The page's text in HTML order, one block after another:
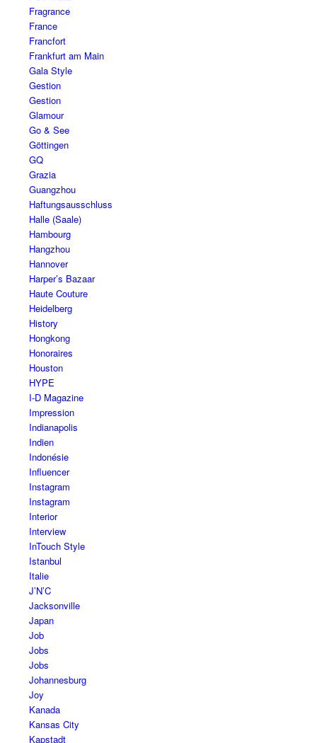
Fragrance
France
Francfort
Frankfurt am Main
Gala Style
Gestion
Gestion
Glamour
Go & See
Göttingen
GQ
Grazia
Guangzhou
Haftungsausschluss
Halle (Saale)
Hambourg
Hangzhou
Hannover
Harper’s Bazaar
Haute Couture
Heidelberg
History
Hongkong
Honoraires
Houston
HYPE
I-D Magazine
Impression
Indianapolis
Indien
Indonésie
Influencer
Instagram
Instagram
Interior
Interview
InTouch Style
Istanbul
Italie
J’N’C
Jacksonville
Japan
Job
Jobs
Jobs
Johannesburg
Joy
Kanada
Kansas City
Kapstadt